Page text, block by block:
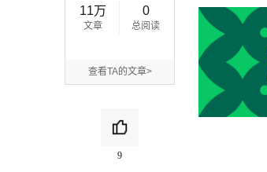
11万
文章
0
总阅读
查看TA的文章>
9